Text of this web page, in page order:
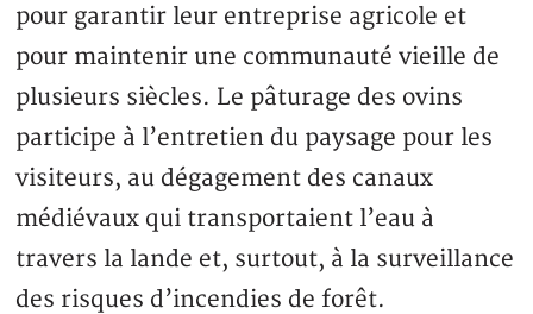
pour garantir leur entreprise agricole et
pour maintenir une communauté vieille de
plusieurs siècles. Le pâturage des ovins
participe à l’entretien du paysage pour les
visiteurs, au dégagement des canaux
médiévaux qui transportaient l’eau à
travers la lande et, surtout, à la surveillance
des risques d’incendies de forêt.